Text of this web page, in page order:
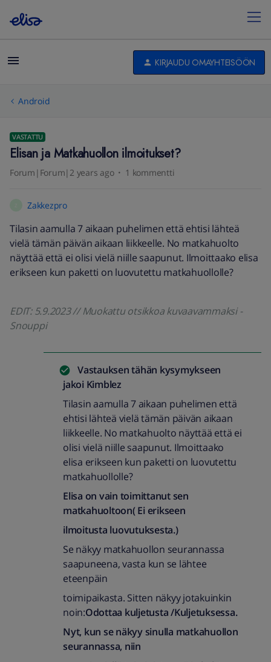
KIRJAUDU OMAYHTEISÖÖN
Android
VASTATTU
Elisan ja Matkahuollon ilmoitukset?
Forum|Forum|2 years ago 1 kommentti
Zakkezpro
Tilasin aamulla 7 aikaan puhelimen että ehtisi lähteä
vielä tämän päivän aikaan liikkeelle. No matkahuolto
näyttää että ei olisi vielä niille saapunut. Ilmoittaako elisa
erikseen kun paketti on luovutettu matkahuollolle?
EDIT: 5.9.2023 // Muokattu otsikkoa kuvaavammaksi -
Snouppi
Vastauksen tähän kysymykseen
jakoi Kimblez
Tilasin aamulla 7 aikaan puhelimen että
ehtisi lähteä vielä tämän päivän aikaan
liikkeelle. No matkahuolto näyttää että ei
olisi vielä niille saapunut. Ilmoittaako
elisa erikseen kun paketti on luovutettu
matkahuollolle?
Elisa on vain toimittanut sen
matkahuoltoon( Ei erikseen
ilmoitusta luovutuksesta.)
Se näkyy matkahuollon seurannassa
saapuneena, vasta kun se lähtee
eteenpäin
toimipaikasta. Sitten näkyy jotakuinkin
noin:Odottaa kuljetusta /Kuljetuksessa.
Nyt, kun se näkyy sinulla matkahuollon
seurannassa, niin